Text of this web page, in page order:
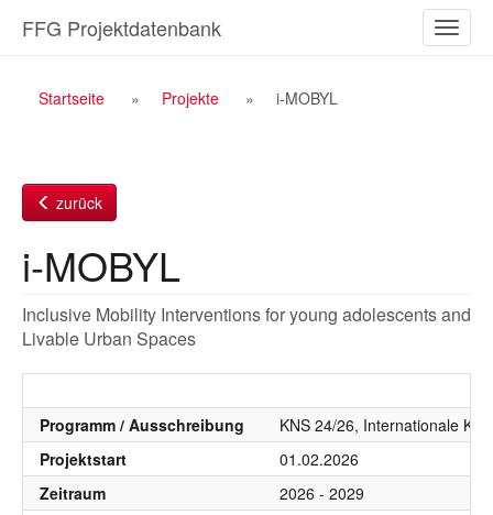
Inhalt
ein-/
FFG Projektdatenbank
Breadcrumb
Startseite Projekte i-MOBYL
zurück
i-MOBYL
Inclusive Mobility Interventions for young adolescents and
Livable Urban Spaces
Programm / Ausschreibung
KNS 24/26, Internationale
Projektstart
01.02.2026
Zeitraum
2026 - 2029